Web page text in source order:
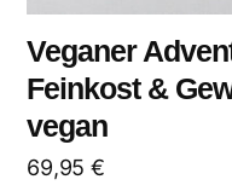
Veganer
Feinkost &
vegan
69,95 €